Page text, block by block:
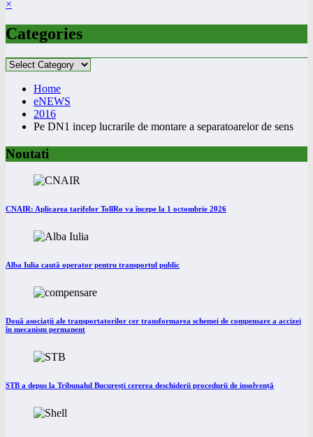
×
Categories
Categories
Home
eNEWS
2016
Pe DN1 incep lucrarile de montare a separatoarelor de sens
Noutati
CNAIR: Aplicarea tarifelor TollRo va începe la 1 octombrie 2026
Alba Iulia caută operator pentru transportul public
Două asociații ale transportatorilor cer transformarea schemei de compensare a accizei
în mecanism permanent
STB a depus la Tribunalul București cererea deschiderii procedurii de insolvență